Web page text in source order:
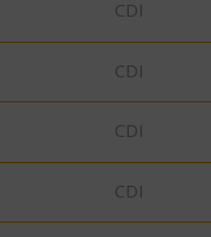
CDI
CDI
CDI
CDI